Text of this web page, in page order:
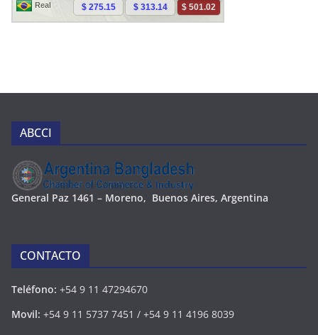
ABCCI
General Paz 1461 – Moreno, Buenos Aires, Argentina
CONTACTO
Teléfono: +54 9 11 47294670
Movil: +54 9 11 5737 7451 / +54 9 11 4196 8039